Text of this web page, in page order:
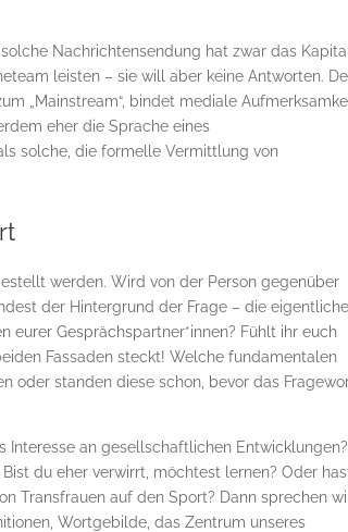
Nachrichtensendung hat zwar das
leisten – sie will aber keine Antworten.
„Mainstream“, bindet mediale
eher die Sprache eines
solche, die formelle Vermittlung von
werden. Wird von der Person gegenüber
der Hintergrund der Frage – die eigentliche
eurer Gesprächspartner*innen? Fühlt ihr euch
Fassaden steckt! Welche fundamentalen
oder standen diese schon, bevor das
Interesse an gesellschaftlichen Entwicklungen?
du eher verwirrt, möchtest lernen? Oder
Transfrauen auf den Sport? Dann sprechen
Wortgebilde, das Zentrum unseres